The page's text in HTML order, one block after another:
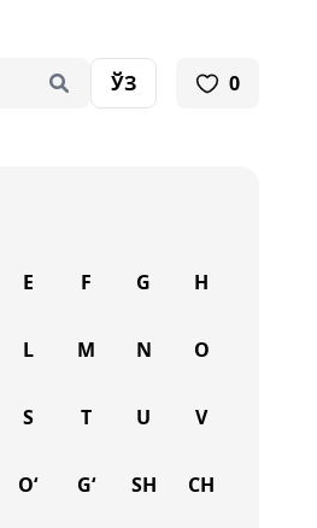
ЎЗ 0
E F G H
L M N O
S T U V
O‘ G‘ SH CH